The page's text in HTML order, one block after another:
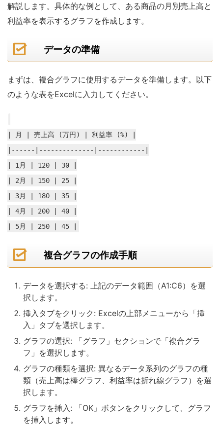
解説します。具体的な例として、ある商品の月別売上高と
利益率を表示するグラフを作成します。
データの準備
まずは、複合グラフに使用するデータを準備します。以下
のような表をExcelに入力してください。
| 月 | 売上高 (万円) | 利益率 (%) |
|------|--------------|------------|
| 1月 | 120 | 30 |
| 2月 | 150 | 25 |
| 3月 | 180 | 35 |
| 4月 | 200 | 40 |
| 5月 | 250 | 45 |
複合グラフの作成手順
データを選択する: 上記のデータ範囲（A1:C6）を選
択します。
挿入タブをクリック: Excelの上部メニューから「挿
入」タブを選択します。
グラフの選択: 「グラフ」セクションで「複合グラ
フ」を選択します。
グラフの種類を選択: 異なるデータ系列のグラフの種
類（売上高は棒グラフ、利益率は折れ線グラフ）を選
択します。
グラフを挿入: 「OK」ボタンをクリックして、グラフ
を挿入します。